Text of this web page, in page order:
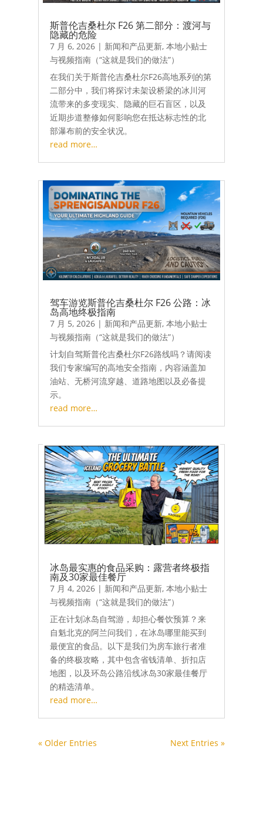
斯普伦吉桑杜尔 F26 第二部分：渡河与
隐藏的危险
7 月 6, 2026| 新闻和产品更新, 本地小贴士
与视频指南（“这就是我们的做法”）
在我们关于斯普伦吉桑杜尔F26高地系列的第
二部分中，我们将探讨未架设桥梁的冰川河
流带来的多变现实、隐藏的巨石盲区，以及
近期步道整修如何影响您在抵达标志性的北
部瀑布前的安全状况。
read more…
驾车游览斯普伦吉桑杜尔 F26 公路：冰
岛高地终极指南
7 月 5, 2026| 新闻和产品更新, 本地小贴士
与视频指南（“这就是我们的做法”）
计划自驾斯普伦吉桑杜尔F26路线吗？请阅读
我们专家编写的高地安全指南，内容涵盖加
油站、无桥河流穿越、道路地图以及必备提
示。
read more…
冰岛最实惠的食品采购：露营者终极指
南及30家最佳餐厅
7 月 4, 2026| 新闻和产品更新, 本地小贴士
与视频指南（“这就是我们的做法”）
正在计划冰岛自驾游，却担心餐饮预算？来
自魁北克的阿兰问我们，在冰岛哪里能买到
最便宜的食品。以下是我们为房车旅行者准
备的终极攻略，其中包含省钱清单、折扣店
地图，以及环岛公路沿线冰岛30家最佳餐厅
的精选清单。
read more…
« Older Entries Next Entries »